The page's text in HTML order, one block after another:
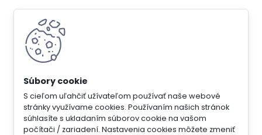
S cieľom uľahčiť užívateľom používať naše webové
stránky využívame cookies. Používaním našich stránok
súhlasíte s ukladaním súborov cookie na vašom
počítači / zariadení. Nastavenia cookies môžete zmeniť